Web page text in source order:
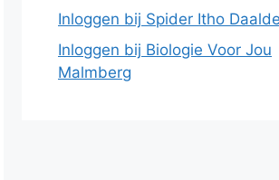
Inloggen bij Spider Itho
Inloggen bij Biologie Voor Jou
Malmberg